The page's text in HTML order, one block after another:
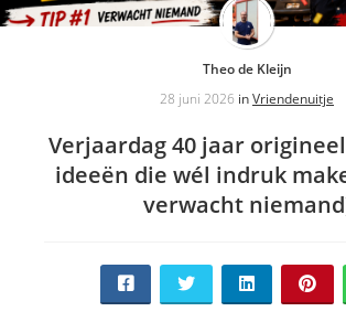
Theo de Kleijn
28 juni 2026 inVriendenuitje
Verjaardag 40 jaar
ideeën die wél indruk
verwacht